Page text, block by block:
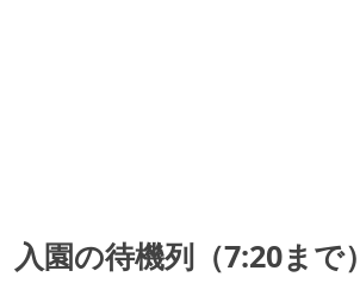
入園の待機列（7:20まで）